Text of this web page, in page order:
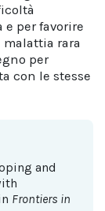
per favorire
malattia rara
per
con le stesse
and
Frontiers in